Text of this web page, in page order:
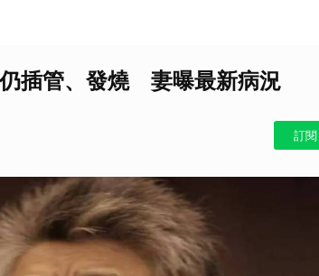
仍插管、發燒 妻曝最新病況
訂閱